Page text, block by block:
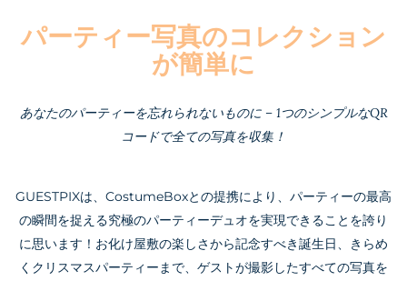
パーティー写真のコレクション
が簡単に
あなたのパーティーを忘れられないものに – 1つのシンプルなQR
コードで全ての写真を収集！
GUESTPIXは、CostumeBoxとの提携により、パーティーの最高
の瞬間を捉える究極のパーティーデュオを実現できることを誇り
に思います！お化け屋敷の楽しさから記念すべき誕生日、きらめ
くクリスマスパーティーまで、ゲストが撮影したすべての写真を